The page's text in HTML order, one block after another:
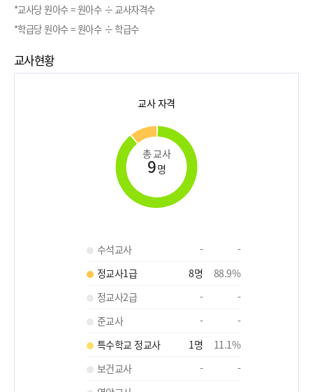
*교사당 원아수 = 원아수 ÷ 교사자격수
*학급당 원아수 = 원아수 ÷ 학급수
교사현황
교사 자격
총 교사
9명
수석교사 -
-
정교사1급
8명 88.9%
정교사2급
-
-
준교사
-
-
특수학교 정교사
1명 11.1%
보건교사
-
-